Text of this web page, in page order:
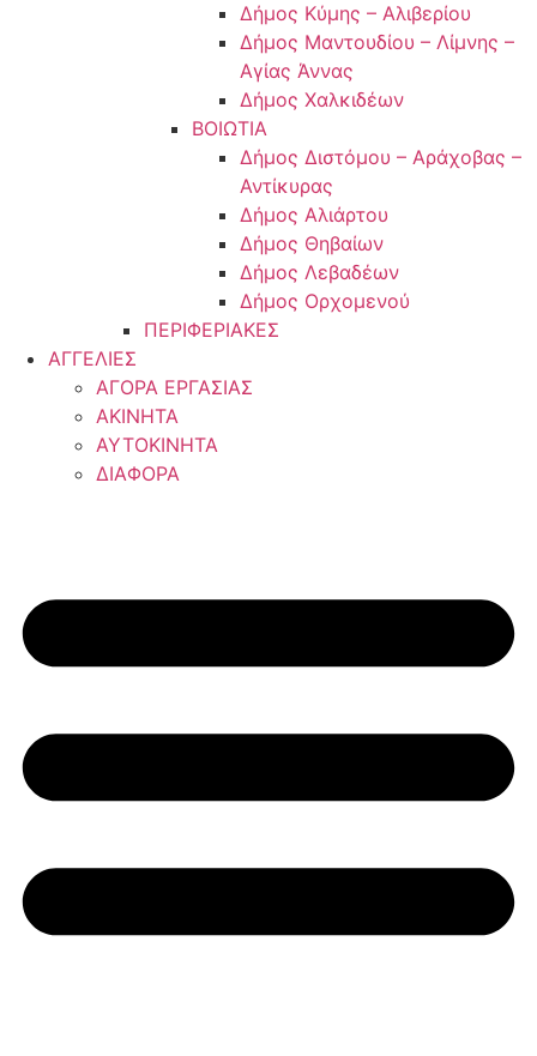
Δήμος Κύμης – Αλιβερίου
Δήμος Μαντουδίου – Λίμνης –
Αγίας Άννας
Δήμος Χαλκιδέων
ΒΟΙΩΤΙΑ
Δήμος Διστόμου – Αράχοβας –
Αντίκυρας
Δήμος Αλιάρτου
Δήμος Θηβαίων
Δήμος Λεβαδέων
Δήμος Ορχομενού
ΠΕΡΙΦΕΡΙΑΚΕΣ
ΑΓΓΕΛΙΕΣ
ΑΓΟΡΑ ΕΡΓΑΣΙΑΣ
ΑΚΙΝΗΤΑ
ΑΥΤΟΚΙΝΗΤΑ
ΔΙΑΦΟΡΑ